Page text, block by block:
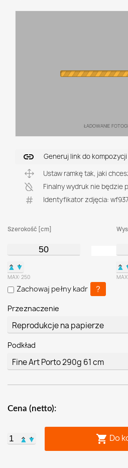
ŁADOWANIE
link
Generuj link do kompozycji
Ustaw ramkę tak, jaki
Finalny wydruk nie będzie
Identyfikator zdjęcia:
Szerokość [cm]
▲ ▼
MAX: 250
▲
MAX:
Zachowaj pełny kadr ?
Przeznaczenie
Podkład
Cena (netto):
▲ ▼  Do